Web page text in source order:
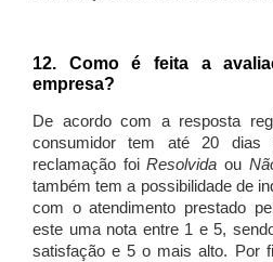
12. Como é feita a
empresa?
De acordo com a resposta
consumidor tem até 20
reclamação foiResolvida ou
também tem a possibilidade de
com o atendimento prestado
este uma nota entre 1 e 5,
satisfação e 5 o mais alto. Por